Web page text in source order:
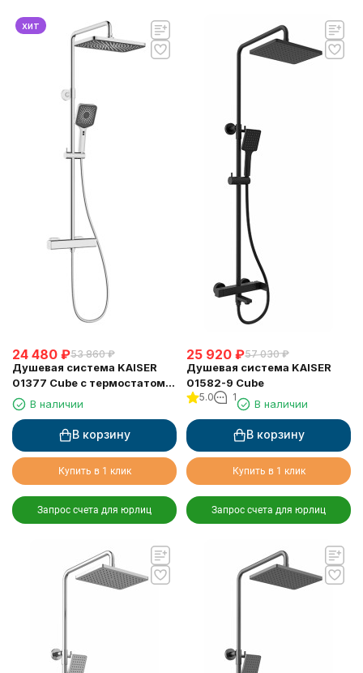
хит
24 480 ₽53 860 ₽
Душевая система KAISER
01377 Cube с термостатом
6282В наличии
В корзину
Купить в 1 клик
Запрос счета для юрлиц
25 920 ₽57 030 ₽
Душевая система KAISER
01582-9 Cube
5.0 1
В наличии
В корзину
Купить в 1 клик
Запрос счета для юрлиц